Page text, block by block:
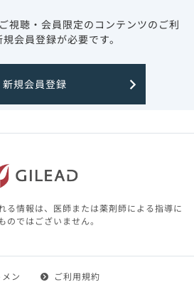
視聴・会員限定のコンテンツのご利
会員登録が必要です。
新規会員登録
る情報は、医師または薬剤師による指導に
のではございません。
ン
ご利用規約